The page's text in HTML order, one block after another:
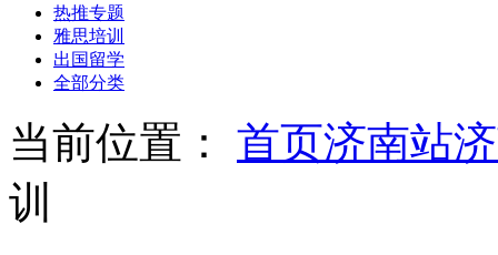
热推专题
雅思培训
出国留学
全部分类
当前位置： 首页济南站
训